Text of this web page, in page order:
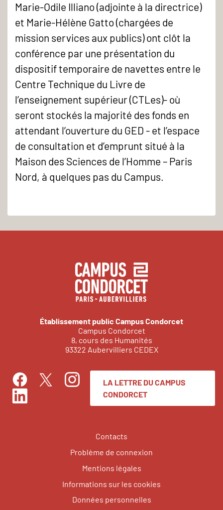
Marie-Odile Illiano (adjointe à la directrice)
et Marie-Hélène Gatto (chargées de
mission services aux publics) ont clôt la
conférence par une présentation du
dispositif temporaire de navettes entre le
Centre Technique du Livre de
l’enseignement supérieur (CTLes)- où
seront stockés la majorité des fonds en
attendant l’ouverture du GED - et l’espace
de consultation et d’emprunt situé à la
Maison des Sciences de l’Homme – Paris
Nord, à quelques pas du Campus.
Établissement public Campus Condorcet
Campus Condorcet
8, cours des Humanités
93322 Aubervilliers CEDEX
FacebookTwitterInstagram
LinkedIn
LA LETTRE DU CAMPUS
CONDORCET
Contacts
Problème de connexion
Mentions légales
Informations sur les cookies
Données personnelles